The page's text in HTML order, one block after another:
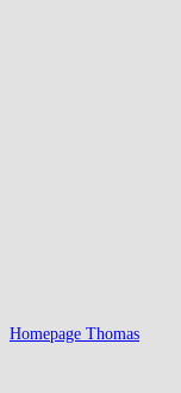
Homepage Thomas